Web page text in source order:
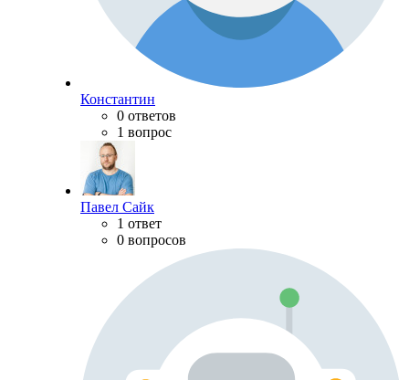
Константин
0 ответов
1 вопрос
Павел Сайк
1 ответ
0 вопросов